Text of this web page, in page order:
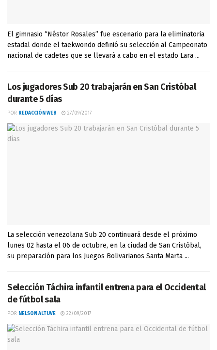
El gimnasio “Néstor Rosales” fue escenario para la eliminatoria
estadal donde el taekwondo definió su selección al Campeonato
nacional de cadetes que se llevará a cabo en el estado Lara ...
Los jugadores Sub 20 trabajarán en San Cristóbal
durante 5 días
POR REDACCIÓN WEB 27/09/2017
La selección venezolana Sub 20 continuará desde el próximo
lunes 02 hasta el 06 de octubre, en la ciudad de San Cristóbal,
su preparación para los Juegos Bolivarianos Santa Marta ...
Selección Táchira infantil entrena para el Occidental
de fútbol sala
POR NELSON ALTUVE 22/09/2017